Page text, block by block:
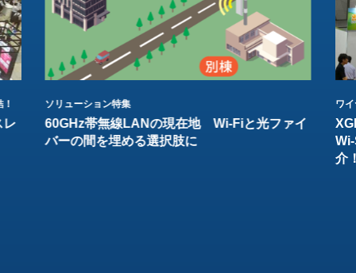
レ
ソリューション特集
60GHz帯無線LANの現在地 Wi-Fiと光ファイ
バーの間を埋める選択肢に
ワ
介